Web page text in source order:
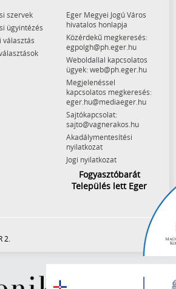
szervek
ügyintézés
választás
Eger Megyei Jogú Város
hivatalos honlapja
Közérdekű megkeresés:
egpolgh@ph.eger.hu
Weboldallal kapcsolatos
ügyek: web@ph.eger.hu
Megjelenéssel
kapcsolatos megkeresés:
eger.hu@mediaeger.hu
Sajtókapcsolat:
sajto@vagnerakos.hu
Akadálymentesítési
nyilatkozat
Jogi nyilatkozat
Fogyasztóbarát
Település lett Eger
2.